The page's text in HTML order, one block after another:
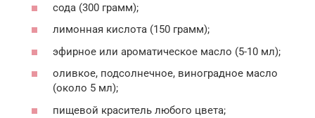
сода (300 грамм);
лимонная кислота (150 грамм);
эфирное или ароматическое масло (5-10 мл);
оливкое, подсолнечное, виноградное масло
(около 5 мл);
пищевой краситель любого цвета;